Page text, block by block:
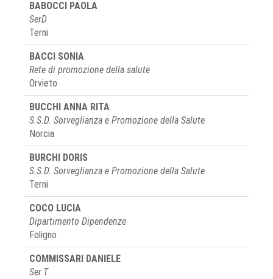
BABOCCI PAOLA
SerD
Terni
BACCI SONIA
Rete di promozione della salute
Orvieto
BUCCHI ANNA RITA
S.S.D. Sorveglianza e Promozione della Salute
Norcia
BURCHI DORIS
S.S.D. Sorveglianza e Promozione della Salute
Terni
COCO LUCIA
Dipartimento Dipendenze
Foligno
COMMISSARI DANIELE
Ser.T